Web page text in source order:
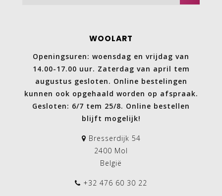
WOOLART
Openingsuren: woensdag en vrijdag van
14.00-17.00 uur. Zaterdag van april tem
augustus gesloten. Online bestelingen
kunnen ook opgehaald worden op afspraak.
Gesloten: 6/7 tem 25/8. Online bestellen
blijft mogelijk!
Bresserdijk 54
2400 Mol
België
+32 476 60 30 22